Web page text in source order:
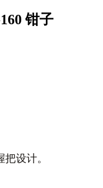
钳子
设计。